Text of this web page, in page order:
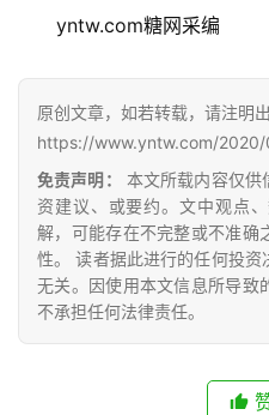
云
糖
公
众
号
现
yntw.com糖网采编
原创文章，如若转载，请注明出
https://www.yntw.com/2020/
免责声明：
本文所载内容仅供
资建议、或要约。文中观点
解，可能存在不完整或不准确
性。 读者据此进行的任何投
无关。因使用本文信息所导致
不承担任何法律责任。